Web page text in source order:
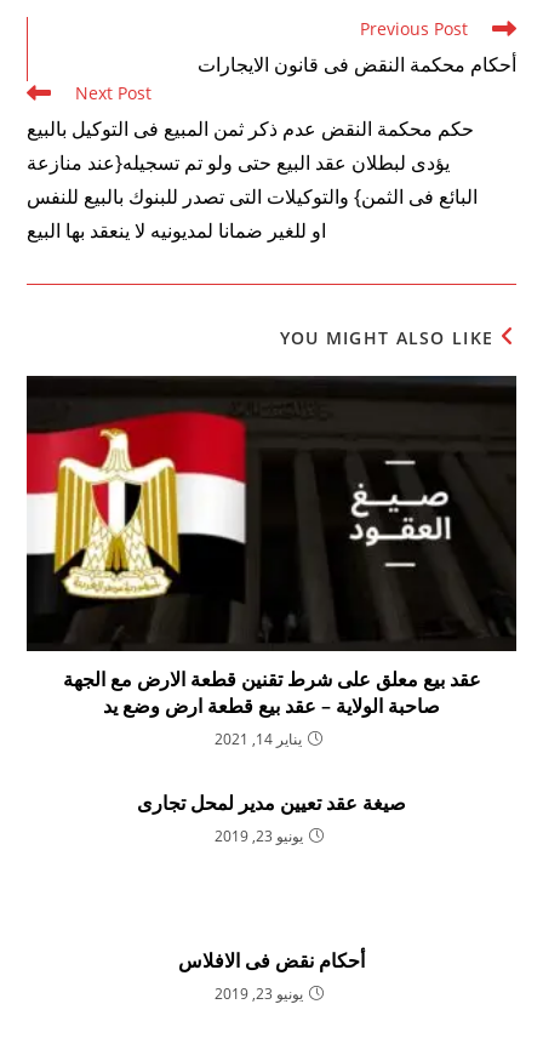
Read
more
articles
Previous Post
أحكام محكمة النقض فى قانون الايجارات
Next Post
حكم محكمة النقض عدم ذكر ثمن المبيع فى التوكيل بالبيع
يؤدى لبطلان عقد البيع حتى ولو تم تسجيله{عند منازعة
البائع فى الثمن} والتوكيلات التى تصدر للبنوك بالبيع للنفس
او للغير ضمانا لمديونيه لا ينعقد بها البيع
YOU MIGHT ALSO LIKE
عقد بيع معلق على شرط تقنين قطعة الارض مع الجهة
صاحبة الولاية – عقد بيع قطعة ارض وضع يد
يناير 14, 2021
صيغة عقد تعيين مدير لمحل تجارى
يونيو 23, 2019
أحكام نقض فى الافلاس
يونيو 23, 2019